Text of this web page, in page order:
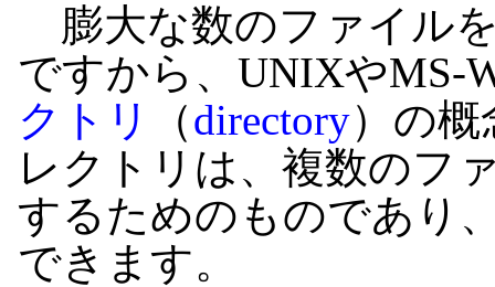
膨大な数のファイル
ですから、UNIXやMS-
クトリ
（directory）の
レクトリは、複数のフ
するためのものであり
できます。